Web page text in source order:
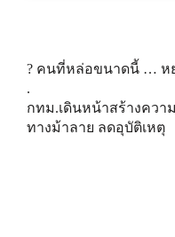
? คนที่หล่อขนาดนี้ … ห
.
กทม.เดินหน้าสร้างคว
ทางม้าลาย ลดอุบัติเหตุ